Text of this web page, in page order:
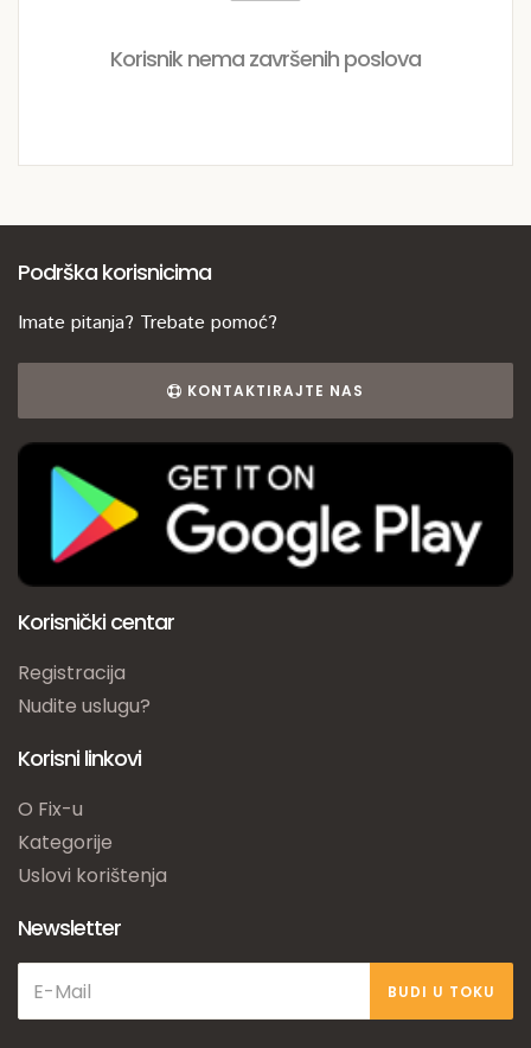
Korisnik nema završenih poslova
Podrška korisnicima
Imate pitanja? Trebate pomoć?
KONTAKTIRAJTE NAS
Korisnički centar
Registracija
Nudite uslugu?
Korisni linkovi
O Fix-u
Kategorije
Uslovi korištenja
Newsletter
BUDI U TOKU